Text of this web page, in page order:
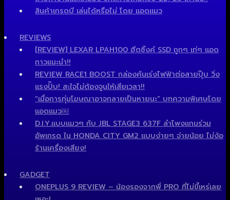
สินค้าเกรดบี เล่นได้หรือไม่ โดย แอดแมว
REVIEWS
[REVIEW] LEXAR LPAH100 ฮีตซิ้งค์ SSD ถูกๆ เท่ๆ แอด
กาวแนะนำ!!
REVIEW RACE1 BOOST กล่องคันเร่งไฟฟ้าต่อสายปุ๊บ วิ่ง
แรงปั๊บ! สะใจไม่ต้องจูนให้เสียเวลา!!
“เมื่อการทุ่มโฆษณาอาจกลายเป็นหายนะ” บทความพิเศษโดย
แอดแมว￼
D.I.Y.แบบแมวๆ กับ JBL STAGE3 637F ลำโพงแกนร่วม
อัพเกรด ใน HONDA CITY GM2 แบบง่ายๆ จ่ายน้อย ไม่ง้อ
ร้านเครื่องเสียง!
GADGET
ONEPLUS 9 REVIEW – น้องรองจากพี่ PRO ที่ไม่ขี้เหร่เลย